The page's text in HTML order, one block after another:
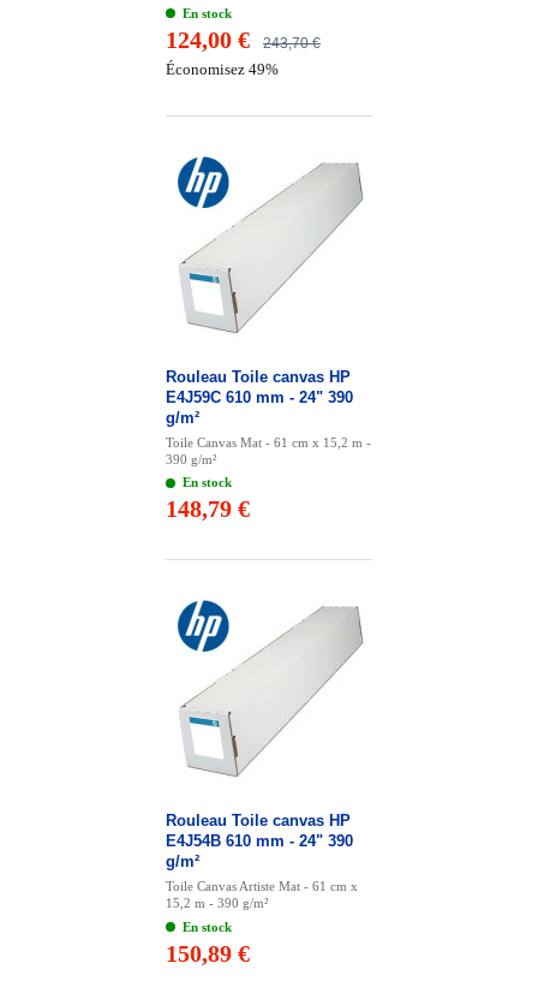
En stock
243,70 €
124,00 €
Économisez 49%
Rouleau Toile canvas HP
E4J59C 610 mm - 24" 390
g/m²
Toile Canvas Mat - 61 cm x 15,2 m -
390 g/m²
En stock
148,79 €
Rouleau Toile canvas HP
E4J54B 610 mm - 24" 390
g/m²
Toile Canvas Artiste Mat - 61 cm x
15,2 m - 390 g/m²
En stock
150,89 €